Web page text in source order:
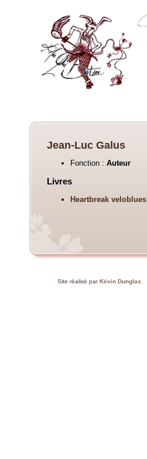
Jean-Luc Galus
Fonction : Auteur
Livres
Heartbreak veloblues
Site réalisé parKévin Dunglas